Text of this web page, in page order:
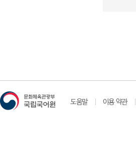
도움말 이용 약관